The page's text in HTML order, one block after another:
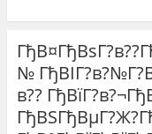
№
в??